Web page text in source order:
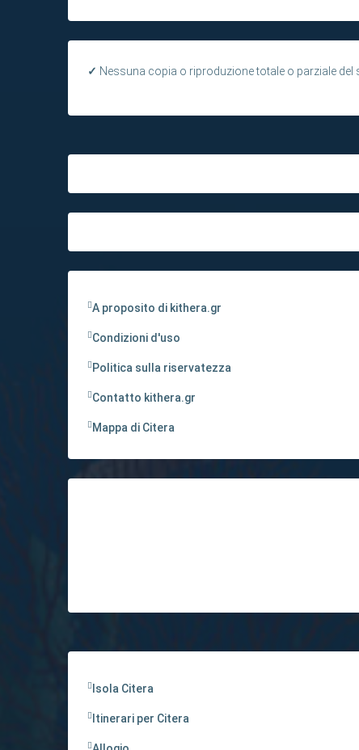
✓ Nessuna copia o riproduzione totale o parziale
A proposito di kithera.gr
Condizioni d'uso
Politica sulla riservatezza
Contatto kithera.gr
Mappa di Citera
Isola Citera
Itinerari per Citera